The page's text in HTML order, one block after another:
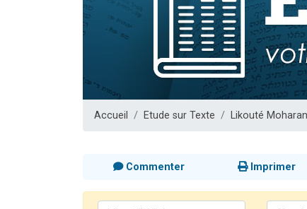
4
Il
Eva vient
Eli vient
Accueil Etude sur Texte Likouté
Commenter Imprimer